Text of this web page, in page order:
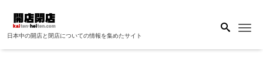
日本中の開店と閉店についての情報を集めたサイト